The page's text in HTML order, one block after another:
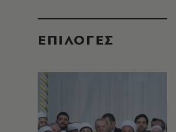
EΠΙΛΟΓΈΣ